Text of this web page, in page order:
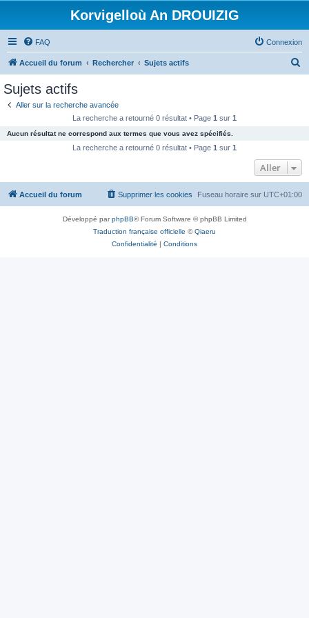
Korvigelloù An DROUIZIG
FAQ Connexion
Accueil du forum Rechercher Sujets actifs
c
e
Sujets actifs
Aller sur la recherche avancée
La recherche a retourné 0 résultat • Page 1 sur 1
Aucun résultat ne correspond aux termes que vous avez spécifiés.
La recherche a retourné 0 résultat • Page 1 sur 1
Aller
Accueil du forum Fuseau horaire sur UTC+01:00
Supprimer les cookies
Développé parphpBB® Forum Software © phpBB Limited
Traduction française officielle ©Qiaeru
Confidentialité | Conditions